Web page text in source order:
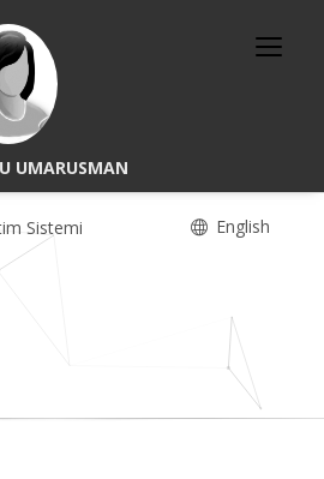
UMARUSMAN
Sistemi English